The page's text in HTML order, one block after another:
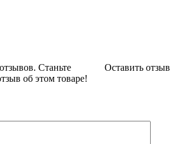
Оставить отзыв
Станьте
об этом товаре!